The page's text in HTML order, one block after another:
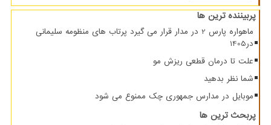
پربیننده ترین ها
ماهواره پارس 2 در مدار قرار می گیرد پرتاب های منظومه سلیمانی
در1405
علت تا درمان قطعی ریزش مو
شما نظر بدهید
موبایل در مدارس جمهوری چک ممنوع می شود
پربحث ترین ها